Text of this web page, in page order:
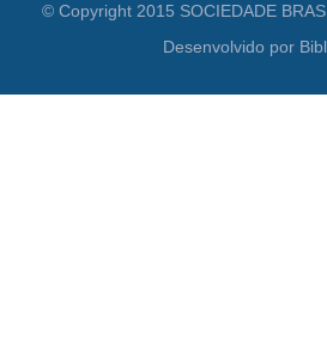
© Copyright 2015 SOCIEDADE
Desenvolvido por